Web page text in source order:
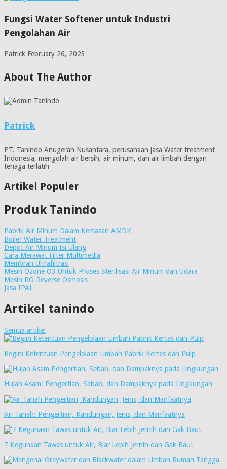
Fungsi Water Softener untuk Industri
Pengolahan Air
Patrick February 26, 2023
About The Author
Patrick
PT. Tanindo Anugerah Nusantara, perusahaan jasa Water treatment
Indonesia, mengolah air bersih, air minum, dan air limbah dengan
tenaga terlatih
Artikel Populer
Produk Tanindo
Pabrik Air Minum Dalam Kemasan AMDK
Boiler Water Treatment
Depot Air Minum Isi Ulang
Cara Merawat Filter Multimedia
Membran Ultrafiltrasi
Mesin Ozone O3 Untuk Proses Sterilisasi Air Minum dan Udara
Mesin RO Reverse Osmosis
Jasa IPAL
Artikel tanindo
Semua artikel
Begini Ketentuan Pengelolaan Limbah Pabrik Kertas dan Pulp
Hujan Asam: Pengertian, Sebab, dan Dampaknya pada Lingkungan
Air Tanah: Pengertian, Kandungan, Jenis, dan Manfaatnya
7 Kegunaan Tawas untuk Air, Biar Lebih Jernih dan Gak Bau!